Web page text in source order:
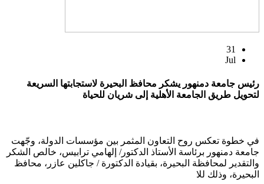
31
Jul
رئيس جامعة دمنهور يشكر محافظ البحيرة لاستجابتها السريعة
لتحويل طريق الجامعة الأهلية إلى شريان للحياة
في خطوة تعكس روح التعاون المثمر بين مؤسسات الدولة، وجّهت
جامعة دمنهور برئاسة الأستاذ الدكتور/ إلهامي ترابيس، خالص الشكر
والتقدير لمحافظة البحيرة، بقيادة الدكتورة / جاكلين عازر، محافظ
البحيرة، وذلك للا